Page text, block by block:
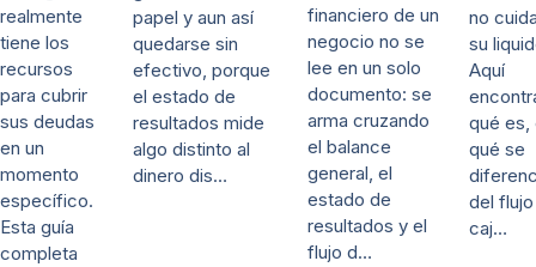
realmente
tiene los
recursos
para cubrir
sus deudas
en un
momento
específico.
Esta guía
completa
papel y aun así
quedarse sin
efectivo, porque
el estado de
resultados mide
algo distinto al
dinero dis…
financiero de un
negocio no se
lee en un solo
documento: se
arma cruzando
el balance
general, el
estado de
resultados y el
flujo d…
no
su
Aquí
qué es,
qué se
del
caj…